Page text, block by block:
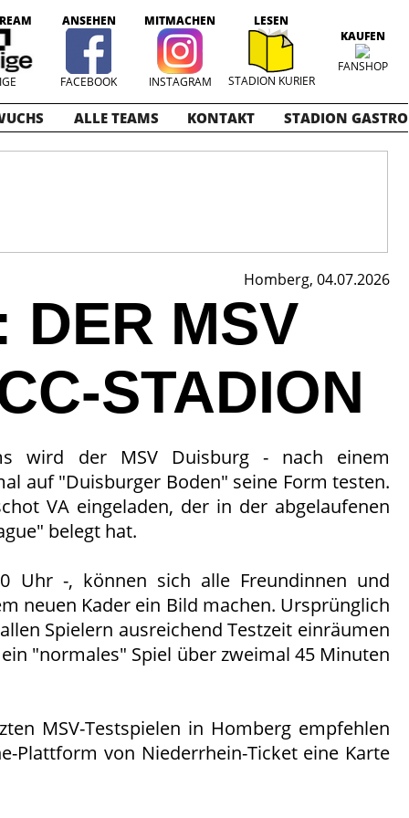
ANSEHEN
FACEBOOK
MITMACHEN
INSTAGRAM
LESEN
STADION KURIER
KAUFEN
FANSHOP
ALLE TEAMS KONTAKT STADION GASTRO
Homberg, 04.07.2026
DER MSV
STADION
wird der MSV Duisburg - nach einem
auf "Duisburger Boden" seine Form testen.
VA eingeladen, der in der abgelaufenen
belegt hat.
Uhr -, können sich alle Freundinnen und
neuen Kader ein Bild machen. Ursprünglich
Spielern ausreichend Testzeit einräumen
"normales" Spiel über zweimal 45 Minuten
MSV-Testspielen in Homberg empfehlen
Plattform von Niederrhein-Ticket eine Karte